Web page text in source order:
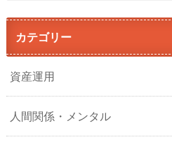
カテゴリー
資産運用
人間関係・メンタル